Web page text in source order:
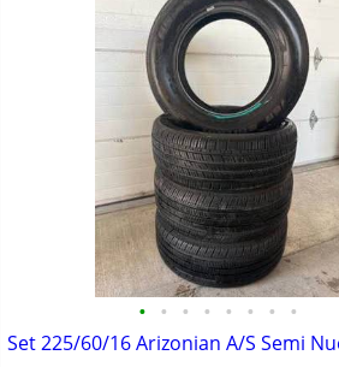
• • • • • • • •
Set 225/60/16 Arizonian A/S Semi